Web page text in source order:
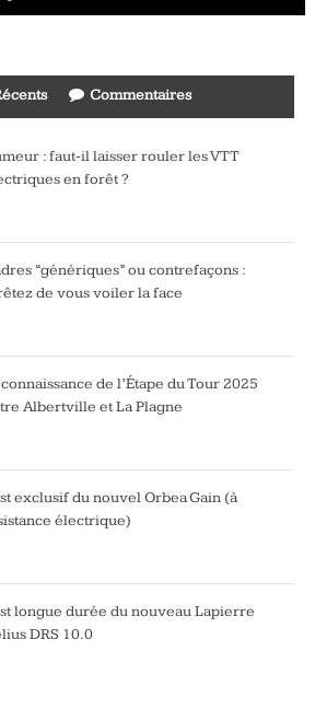
Commentaires
: faut-il laisser rouler les VTT
en forêt ?
“génériques” ou contrefaçons :
de vous voiler la face
de l’Étape du Tour 2025
Albertville et La Plagne
exclusif du nouvel Orbea Gain (à
électrique)
longue durée du nouveau Lapierre
DRS 10.0